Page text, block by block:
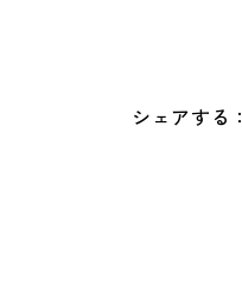
シェアする：